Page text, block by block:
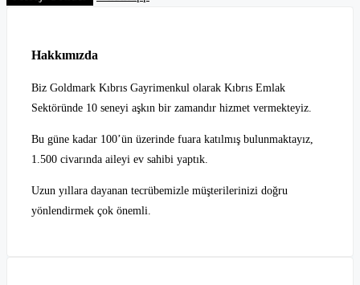
Hakkımızda
Biz Goldmark Kıbrıs Gayrimenkul olarak Kıbrıs Emlak
Sektöründe 10 seneyi aşkın bir zamandır hizmet vermekteyiz.
Bu güne kadar 100’ün üzerinde fuara katılmış bulunmaktayız,
1.500 civarında aileyi ev sahibi yaptık.
Uzun yıllara dayanan tecrübemizle müşterilerinizi doğru
yönlendirmek çok önemli.